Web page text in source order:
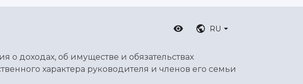
RU
о доходах, об имуществе и обязательствах
характера руководителя и членов его семьи